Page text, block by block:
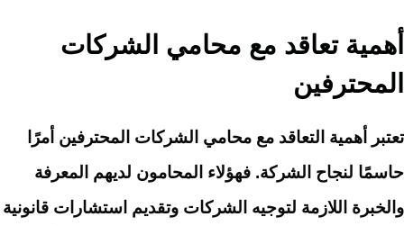
أهمية تعاقد مع محامي الشركات
المحترفين
تعتبر أهمية التعاقد مع محامي الشركات المحترفين أمرًا
حاسمًا لنجاح الشركة. فهؤلاء المحامون لديهم المعرفة
والخبرة اللازمة لتوجيه الشركات وتقديم استشارات قانونية